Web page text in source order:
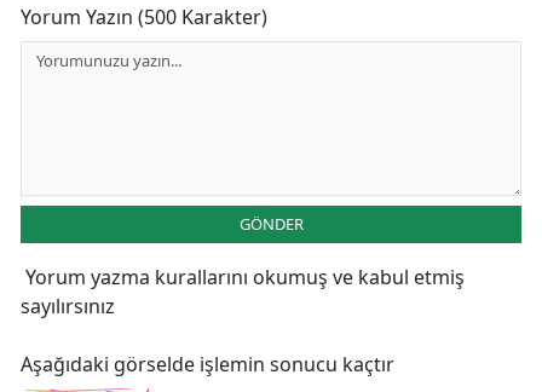
Yorum Yazın (500 Karakter)
GÖNDER
Yorum yazma kurallarını okumuş ve kabul etmiş
sayılırsınız
Aşağıdaki görselde işlemin sonucu kaçtır